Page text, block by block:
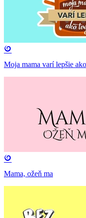
Moja mama varí lepšie
Mama, ožeň ma